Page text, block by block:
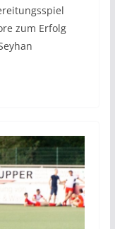
zum Erfolg